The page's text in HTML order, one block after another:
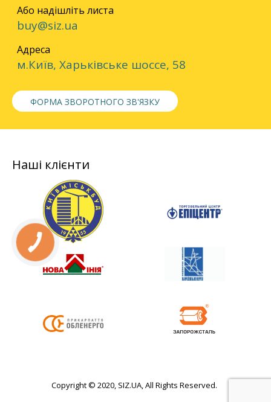
Або надішліть листа
buy@siz.ua
Адреса
м.Київ, Харьківське шоссе, 58
ФОРМА ЗВОРОТНОГО ЗВ'ЯЗКУ
Наші клієнти
Copyright © 2020, SIZ.UA, All Rights Reserved.